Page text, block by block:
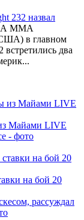
232 назвал
MMA
в главном
два
Майами LIVE
на бой 20